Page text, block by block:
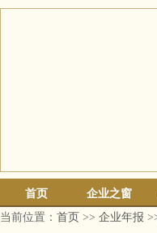
首页 企业之窗
当前位置： 首页 >> 企业年报